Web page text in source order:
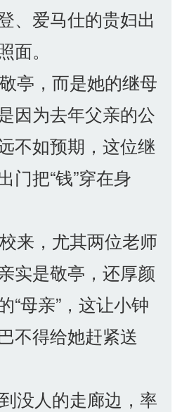
、爱马仕的贵妇出
面。
亭，而是她的继母
因为去年父亲的公
不如预期，这位继
门把“钱”穿在身
来，尤其两位老师
实是敬亭，还厚颜
“母亲”，这让小钟
不得给她赶紧送
没人的走廊边，率